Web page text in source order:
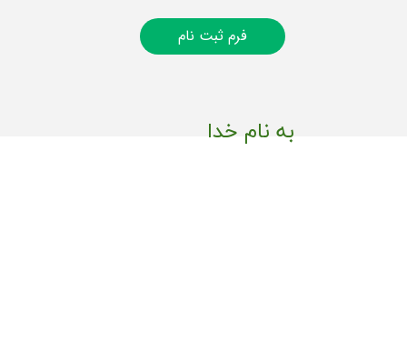
فرم ثبت نام
به نام خدا